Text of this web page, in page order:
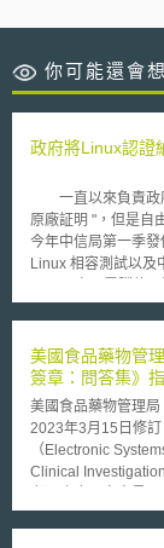
你可能還會
政府將Linux認證
一直以來負責政
原廠証明 "，但是自
今年中信局第一季
Linux 相容測試以及
了擴大 Linux 軟硬
規格中，將因政府
意願，使推動 Linux 的力量更為聚焦
障礙。三年前工業局
相容性問題，並在今年開始推
費提供廠商產品測
取得認證過於發散
美國食品藥物管
簽章：問答集》
美國食品藥物管理
2023年3月15日修訂
（Electronic
Clinical
係人統整電子系統